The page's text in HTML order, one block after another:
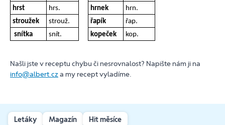
hrst
hrs. hrnek
hrn.
stroužek
strouž. řapík
řap.
snítka
snít. kopeček kop.
Našli jste v receptu chybu či nesrovnalost? Napište nám ji na
info@albert.cza my recept vyladíme.
Letáky Magazín Hit měsíce